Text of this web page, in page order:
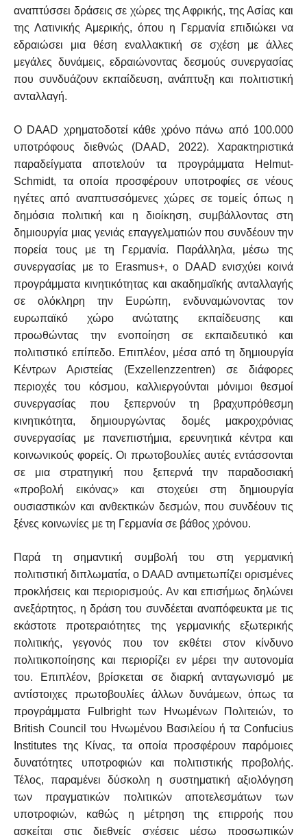
αναπτύσσει δράσεις σε χώρες της Αφρικής, της Ασίας και
της Λατινικής Αμερικής, όπου η Γερμανία επιδιώκει να
εδραιώσει μια θέση εναλλακτική σε σχέση με άλλες
μεγάλες δυνάμεις, εδραιώνοντας δεσμούς συνεργασίας
που συνδυάζουν εκπαίδευση, ανάπτυξη και πολιτιστική
ανταλλαγή.
Ο DAAD χρηματοδοτεί κάθε χρόνο πάνω από 100.000
υποτρόφους διεθνώς (DAAD, 2022). Χαρακτηριστικά
παραδείγματα αποτελούν τα προγράμματα Helmut-
Schmidt, τα οποία προσφέρουν υποτροφίες σε νέους
ηγέτες από αναπτυσσόμενες χώρες σε τομείς όπως η
δημόσια πολιτική και η διοίκηση, συμβάλλοντας στη
δημιουργία μιας γενιάς επαγγελματιών που συνδέουν την
πορεία τους με τη Γερμανία. Παράλληλα, μέσω της
συνεργασίας με το Erasmus+, ο DAAD ενισχύει κοινά
προγράμματα κινητικότητας και ακαδημαϊκής ανταλλαγής
σε ολόκληρη την Ευρώπη, ενδυναμώνοντας τον
ευρωπαϊκό χώρο ανώτατης εκπαίδευσης και
προωθώντας την ενοποίηση σε εκπαιδευτικό και
πολιτιστικό επίπεδο. Επιπλέον, μέσα από τη δημιουργία
Κέντρων Αριστείας (Exzellenzzentren) σε διάφορες
περιοχές του κόσμου, καλλιεργούνται μόνιμοι θεσμοί
συνεργασίας που ξεπερνούν τη βραχυπρόθεσμη
κινητικότητα, δημιουργώντας δομές μακροχρόνιας
συνεργασίας με πανεπιστήμια, ερευνητικά κέντρα και
κοινωνικούς φορείς. Οι πρωτοβουλίες αυτές εντάσσονται
σε μια στρατηγική που ξεπερνά την παραδοσιακή
«προβολή εικόνας» και στοχεύει στη δημιουργία
ουσιαστικών και ανθεκτικών δεσμών, που συνδέουν τις
ξένες κοινωνίες με τη Γερμανία σε βάθος χρόνου.
Παρά τη σημαντική συμβολή του στη γερμανική
πολιτιστική διπλωματία, ο DAAD αντιμετωπίζει ορισμένες
προκλήσεις και περιορισμούς. Αν και επισήμως δηλώνει
ανεξάρτητος, η δράση του συνδέεται αναπόφευκτα με τις
εκάστοτε προτεραιότητες της γερμανικής εξωτερικής
πολιτικής, γεγονός που τον εκθέτει στον κίνδυνο
πολιτικοποίησης και περιορίζει εν μέρει την αυτονομία
του. Επιπλέον, βρίσκεται σε διαρκή ανταγωνισμό με
αντίστοιχες πρωτοβουλίες άλλων δυνάμεων, όπως τα
προγράμματα Fulbright των Ηνωμένων Πολιτειών, το
British Council του Ηνωμένου Βασιλείου ή τα Confucius
Institutes της Κίνας, τα οποία προσφέρουν παρόμοιες
δυνατότητες υποτροφιών και πολιτιστικής προβολής.
Τέλος, παραμένει δύσκολη η συστηματική αξιολόγηση
των πραγματικών πολιτικών αποτελεσμάτων των
υποτροφιών, καθώς η μέτρηση της επιρροής που
ασκείται στις διεθνείς σχέσεις μέσω προσωπικών